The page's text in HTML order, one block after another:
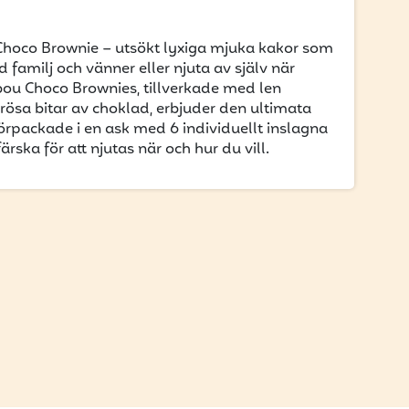
Brownie – utsökt lyxiga mjuka kakor som
familj och vänner eller njuta av själv när
Choco Brownies, tillverkade med len
bitar av choklad, erbjuder den ultimata
i en ask med 6 individuellt inslagna
för att njutas när och hur du vill.